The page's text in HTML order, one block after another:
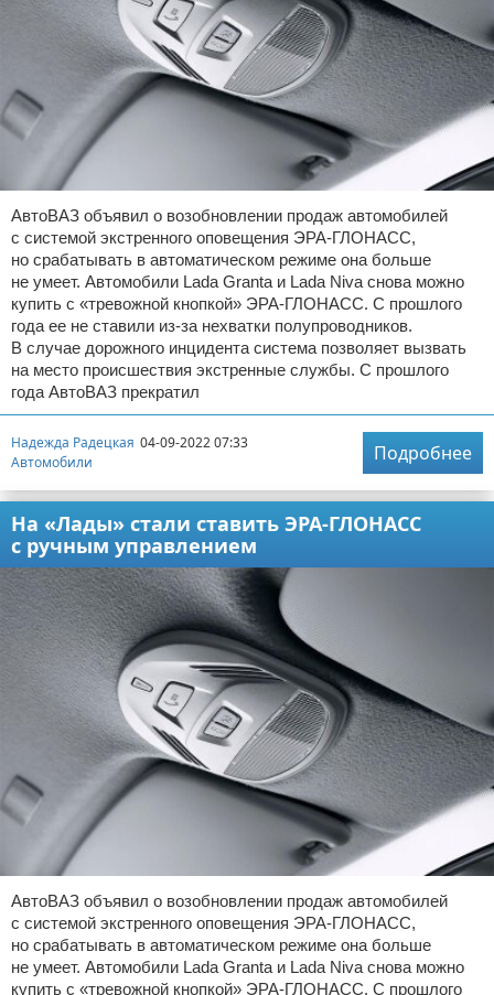
АвтоВАЗ объявил о возобновлении продаж автомобилей
с системой экстренного оповещения ЭРА-ГЛОНАСС,
но срабатывать в автоматическом режиме она больше
не умеет. Автомобили Lada Granta и Lada Niva снова можно
купить с «тревожной кнопкой» ЭРА-ГЛОНАСС. С прошлого
года ее не ставили из-за нехватки полупроводников.
В случае дорожного инцидента система позволяет вызвать
на место происшествия экстренные службы. С прошлого
года АвтоВАЗ прекратил
Надежда Радецкая 04-09-2022 07:33
Автомобили
Подробнее
На «Лады» стали ставить ЭРА-ГЛОНАСС
с ручным управлением
АвтоВАЗ объявил о возобновлении продаж автомобилей
с системой экстренного оповещения ЭРА-ГЛОНАСС,
но срабатывать в автоматическом режиме она больше
не умеет. Автомобили Lada Granta и Lada Niva снова можно
купить с «тревожной кнопкой» ЭРА-ГЛОНАСС. С прошлого